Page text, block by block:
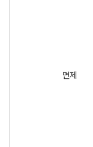
면제